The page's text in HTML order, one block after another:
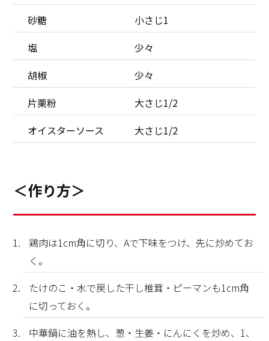
砂糖
小さじ1
塩
少々
胡椒
少々
片栗粉
大さじ1/2
オイスターソース
大さじ1/2
＜作り方＞
鶏肉は1cm角に切り、Aで下味をつけ、先に炒めてお
く。
たけのこ・水で戻した干し椎茸・ピーマンも1cm角
に切っておく。
中華鍋に油を熱し、葱・生姜・にんにくを炒め、1、